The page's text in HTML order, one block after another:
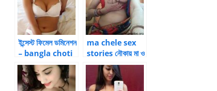
ইন্সেস্ট ফিমেল ডমিনেশন
– bangla choti
incest female
domination
ma chele sex
stories নৌকায় মা ও
ছেলের ভালোবাসার
সংসার – 24 by চোদন
ঠাকুর